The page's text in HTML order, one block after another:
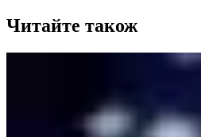
Читайте також